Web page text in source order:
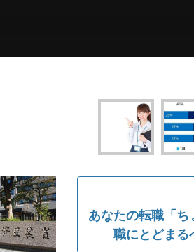
あなたの転職「
職にとどま